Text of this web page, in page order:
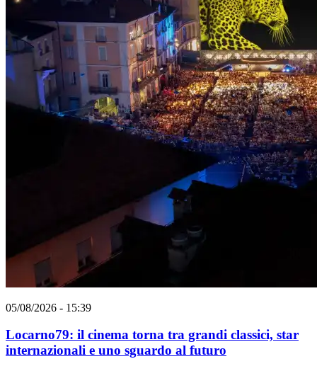
05/08/2026 - 15:39
Locarno79: il cinema torna tra grandi classici, star
internazionali e uno sguardo al futuro